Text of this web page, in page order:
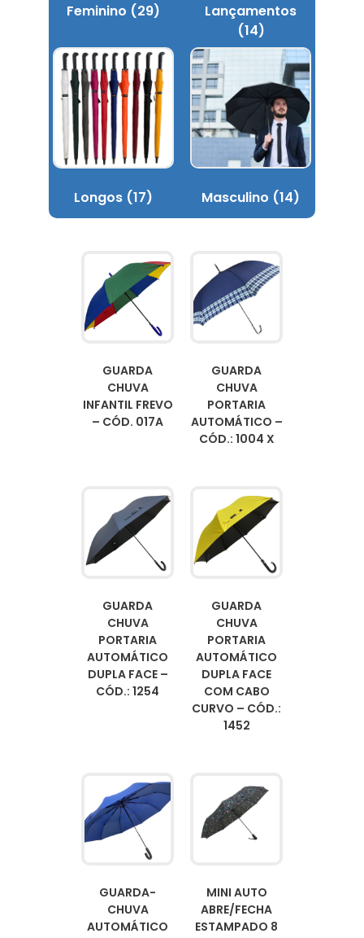
Feminino (29)
Lançamentos
(14)
Longos (17) Masculino (14)
GUARDA
CHUVA
INFANTIL FREVO
– CÓD. 017A
GUARDA
CHUVA
PORTARIA
AUTOMÁTICO –
CÓD.: 1004 X
GUARDA
CHUVA
PORTARIA
AUTOMÁTICO
DUPLA FACE –
CÓD.: 1254
GUARDA
CHUVA
PORTARIA
AUTOMÁTICO
DUPLA FACE
COM CABO
CURVO – CÓD.:
1452
GUARDA-
CHUVA
AUTOMÁTICO
MINI AUTO
ABRE/FECHA
ESTAMPADO 8